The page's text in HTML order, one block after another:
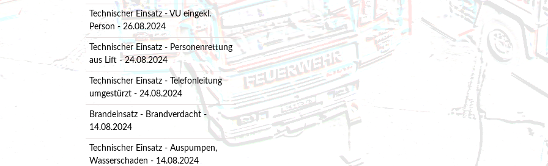
Brandeinsatz - BMA - 29.04.2024
Technischer Einsatz - Baum umgestürzt -
Brandeinsatz - BMA - 20.04.2024
Technischer Einsatz - Ölspur - 09.04.2024
Brandeinsatz - BMA - 05.04.2024
Technischer Einsatz - Liftöffnung - 30.03.2024
Technischer Einsatz - Ölspur - 28.03.2024
Brandeinsatz - BMA - 06.02.2024
Technischer Einsatz - VU eingekl.
Person - 26.08.2024
Technischer Einsatz - Personenrettung
aus Lift - 24.08.2024
Technischer Einsatz - Telefonleitung
umgestürzt - 24.08.2024
Brandeinsatz - Brandverdacht -
14.08.2024
Technischer Einsatz - Auspumpen,
Wasserschaden - 14.08.2024